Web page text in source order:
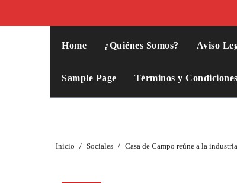
Home ¿Quiénes Somos? Aviso
Sample Page Términos y Condiciones
Inicio Sociales Casa de Campo reúne a la